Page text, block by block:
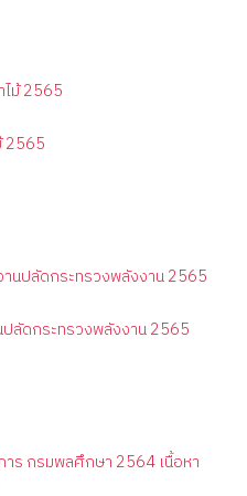
2565
ลัดกระทรวงพลังงาน 2565